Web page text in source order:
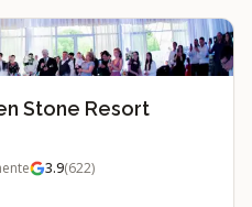
Stone Resort
3.9(622)